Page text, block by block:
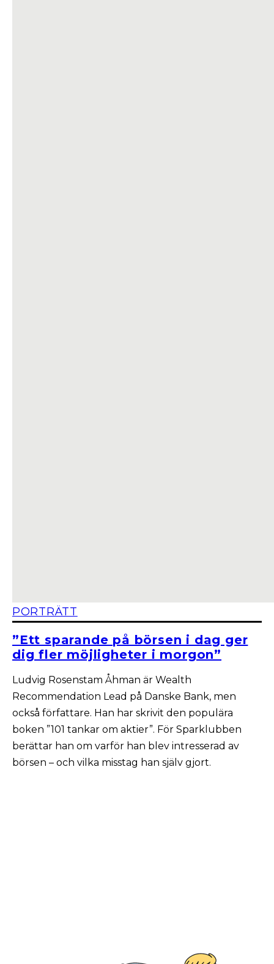
PORTRÄTT
”Ett sparande på börsen i dag ger
dig fler möjligheter i morgon”
Ludvig Rosenstam Åhman är Wealth
Recommendation Lead på Danske Bank, men
också författare. Han har skrivit den populära
boken ”101 tankar om aktier”. För Sparklubben
berättar han om varför han blev intresserad av
börsen – och vilka misstag han själv gjort.